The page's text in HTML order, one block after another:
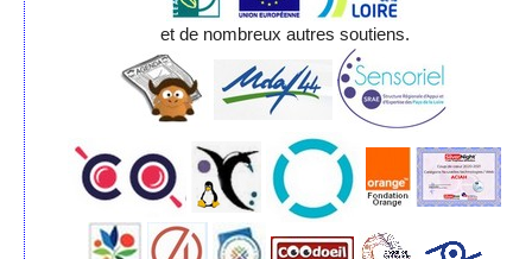
et de nombreux autres soutiens.